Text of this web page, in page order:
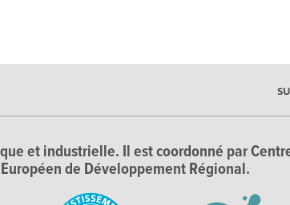
et industrielle. Il est coordonné par
de Développement Régional.